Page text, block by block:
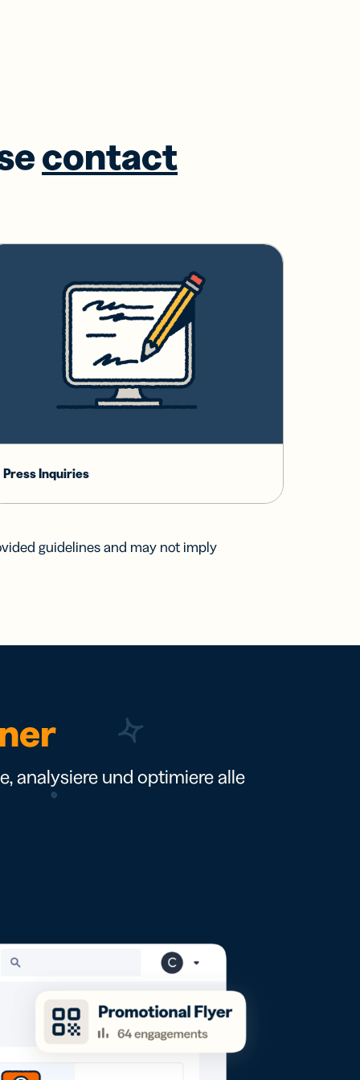
contact
Press Inquiries
guidelines and may not imply
analysiere und optimiere alle